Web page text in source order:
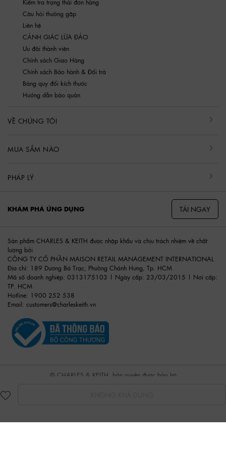
Kiểm tra trạng thái đơn hàng
Câu hỏi thường gặp
Liên hệ
CẢNH GIÁC LỪA ĐẢO
Ưu đãi thành viên
Chính sách Giao Hàng
Chính sách Bảo hành & Đổi trả
Bảng quy đổi kích thước
Hướng dẫn bảo quản
VỀ CHÚNG TÔI
MUA SẮM NÀO
PHÁP LÝ
KHÁM PHÁ ỨNG DỤNG TẢI NGAY
Sản phẩm CHARLES & KEITH được nhập khẩu và chịu trách nhiệm về chất
lượng bởi
CÔNG TY CỔ PHẦN MAISON RETAIL MANAGEMENT INTERNATIONAL
Địa chỉ: 189 Dương Bá Trạc, Phường Chánh Hưng, Tp. HCM
Mã số doanh nghiệp: 0313175103 | Ngày cấp: 23/03/2015 | Nơi cấp:
TP. HCM
Hotline: 1900 252 538
Email: customers@charleskeith.vn
© CHARLES & KEITH, bản quyền được bảo hộ